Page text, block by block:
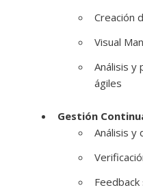
Creación
Visual
Análisis y
ágiles
Gestión
Análisis y